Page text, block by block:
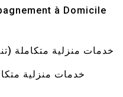
à Domicile
خدمات منزلية متكاملة
خدمات منزلية